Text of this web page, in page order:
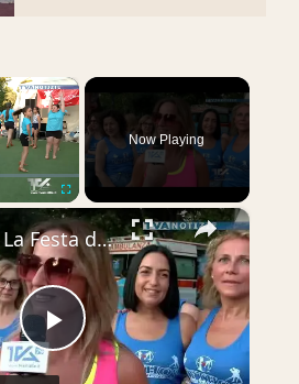
×
Fullscreen
Now Playing
×
Play
Adrano. La Festa dello Sport 2026. Alla villa comunale grande coinvolgimento con le palestre del te